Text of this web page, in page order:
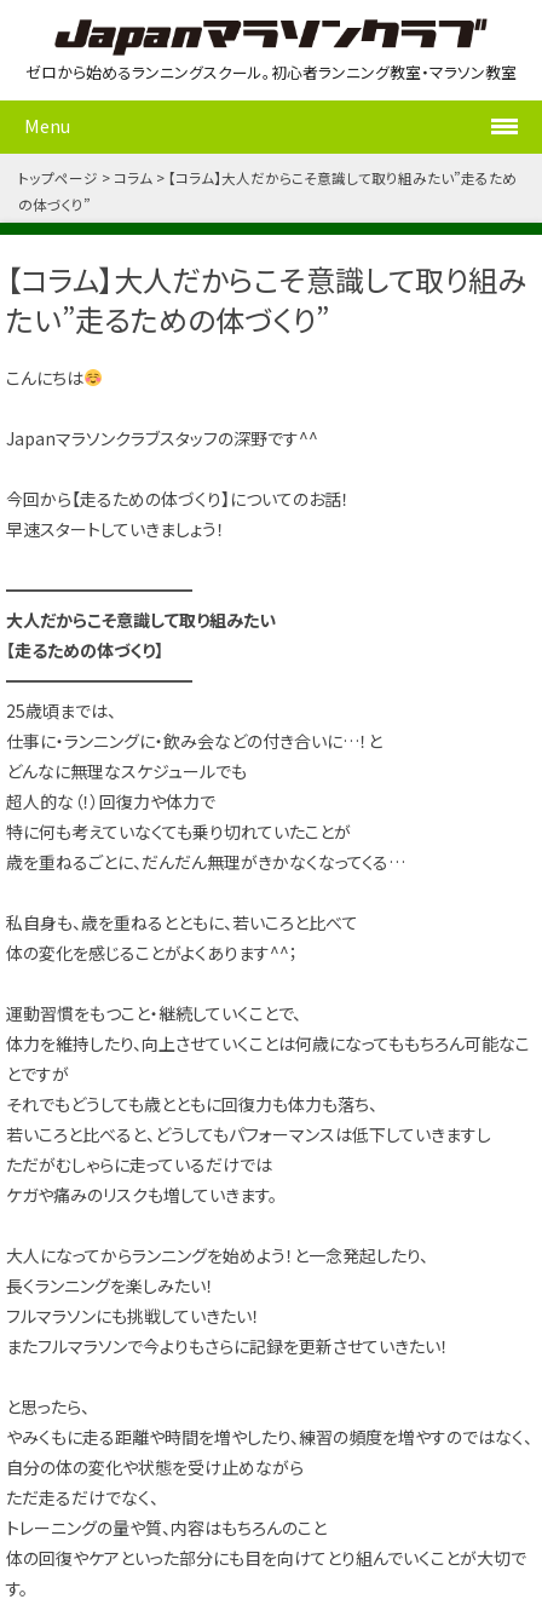
ゼロから始めるランニングスクール。初心者ランニング教室・マラソン教室
Menu
トップページ コラム
【コラム】大人だからこそ意識して取り組みたい”走るため
の体づくり”
【コラム】大人だからこそ意識して取り組み
たい”走るための体づくり”
こんにちは
Japanマラソンクラブスタッフの深野です^^
今回から【走るための体づくり】についてのお話！
早速スタートしていきましょう！
━━━━━━━━━━━
大人だからこそ意識して取り組みたい
【走るための体づくり】
━━━━━━━━━━━
25歳頃までは、
仕事に・ランニングに・飲み会などの付き合いに…！と
どんなに無理なスケジュールでも
超人的な（！）回復力や体力で
特に何も考えていなくても乗り切れていたことが
歳を重ねるごとに、だんだん無理がきかなくなってくる…
私自身も、歳を重ねるとともに、若いころと比べて
体の変化を感じることがよくあります^^；
運動習慣をもつこと・継続していくことで、
体力を維持したり、向上させていくことは何歳になってももちろん可能なこ
とですが
それでもどうしても歳とともに回復力も体力も落ち、
若いころと比べると、どうしてもパフォーマンスは低下していきますし
ただがむしゃらに走っているだけでは
ケガや痛みのリスクも増していきます。
大人になってからランニングを始めよう！と一念発起したり、
長くランニングを楽しみたい！
フルマラソンにも挑戦していきたい！
またフルマラソンで今よりもさらに記録を更新させていきたい！
と思ったら、
やみくもに走る距離や時間を増やしたり、練習の頻度を増やすのではなく、
自分の体の変化や状態を受け止めながら
ただ走るだけでなく、
トレーニングの量や質、内容はもちろんのこと
体の回復やケアといった部分にも目を向けてとり組んでいくことが大切で
す。